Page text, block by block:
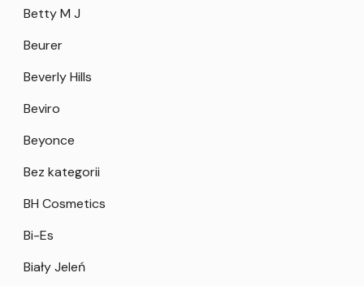
Betty M J
Beurer
Beverly Hills
Beviro
Beyonce
Bez kategorii
BH Cosmetics
Bi-Es
Biały Jeleń